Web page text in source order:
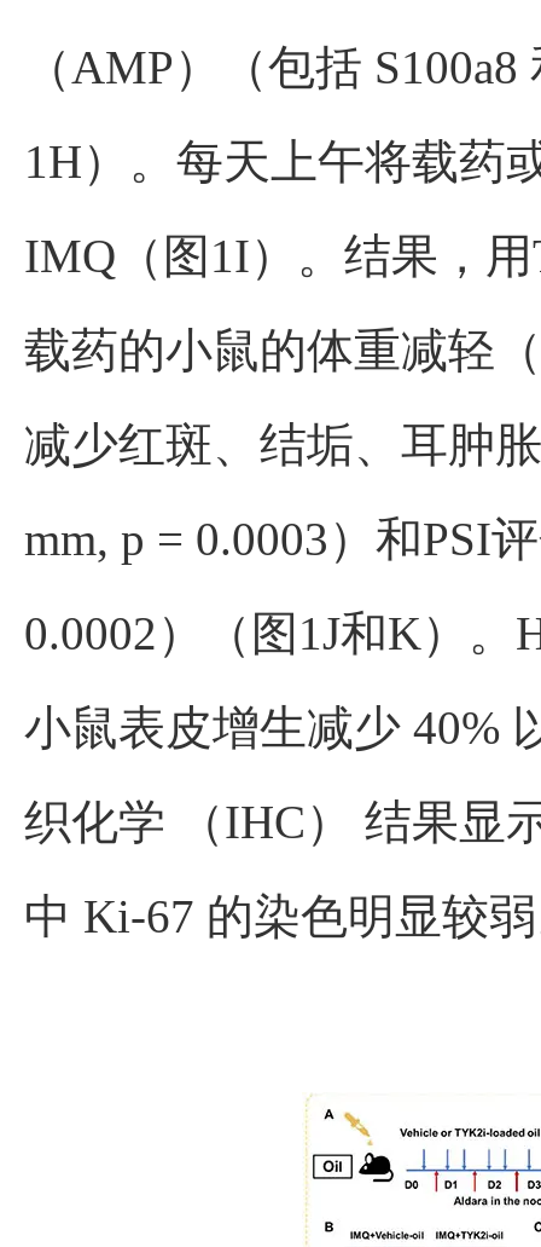
（AMP）（包括
1H）。每天上午将载药
IMQ（图1I）。结果，
载药的小鼠的体重减轻
减少红斑、结垢、耳肿
mm, p = 0.0003）和PSI
0.0002）（图1J和K）
小鼠表皮增生减少 40%
织化学 （IHC） 结果显
中 Ki-67 的染色明显较